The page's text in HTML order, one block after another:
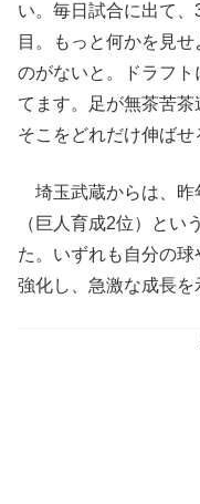
い。毎日試合に出て
目。もっと何かを見
のがないと。ドラフ
てます。足が無茶苦茶
そこをどれだけ伸ばせ
埼玉武蔵からは、昨
（巨人育成2位）とい
た。いずれも自分の
強化し、急激な成長を